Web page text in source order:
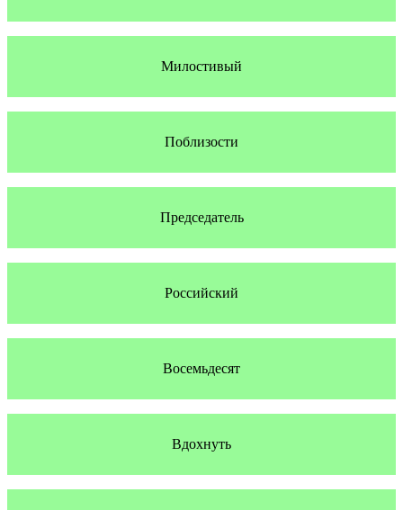
Милостивый
Поблизости
Председатель
Российский
Восемьдесят
Вдохнуть